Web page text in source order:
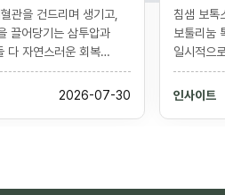
관을 건드리며 생기고,
끌어당기는 삼투압과
다 자연스러운 회복
는 며칠에서 2주 내에
, 격렬한 운동·음주
2026-07-30
침샘 보톡
보툴리눔
일시적으
다듬는 시
6개월 지
인사이트